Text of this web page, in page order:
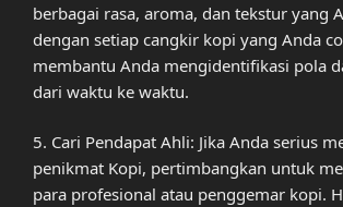
berbagai rasa, aroma, dan tekstur yang
dengan setiap cangkir kopi yang Anda
membantu Anda mengidentifikasi pola
dari waktu ke waktu.
5. Cari Pendapat Ahli: Jika Anda serius
penikmat Kopi, pertimbangkan untuk
para profesional atau penggemar kopi.